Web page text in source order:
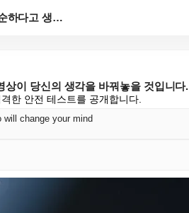
스마트폰 배터리가 단순하다고 생각하시나요? 이 iFix...
이 당신의 생각을 바꿔놓을 것입니다.
한 안전 테스트를 공개합니다.
change your mind